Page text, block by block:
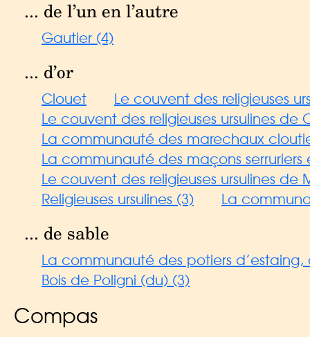
... de l’un en l’autre
Gautier (4)
... d’or
Clouet
Le couvent des religieuses
Le couvent des religieuses ursulines de
La communauté des marechaux
La communauté des maçons
Le couvent des religieuses ursulines de
Religieuses ursulines (3)
La
... de sable
La communauté des potiers
Bois de Poligni (du) (3)
Compas